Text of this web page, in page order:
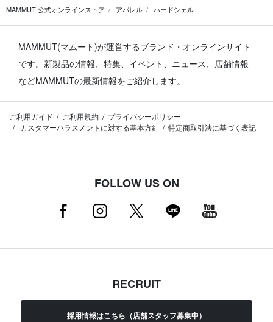
MAMMUT 公式オンラインストア アパレル ハードシェル
MAMMUT(マムート)が運営するブランド・オンラインサイト
です。 新製品の情報、特集、イベント、ニュース、店舗情報
などMAMMUTの最新情報をご紹介します。
ご利用ガイド ご利用規約
プライバシーポリシー
カスタマーハラスメントに対する基本方針
特定商取引法に基づく表記
FOLLOW US ON
RECRUIT
採用情報はこちら（店舗スタッフ募集中）